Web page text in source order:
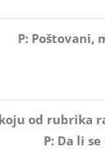
P:
koju od rubrika
P: Da li